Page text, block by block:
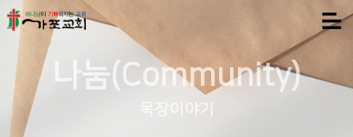
나눔(Community)
목장이야기